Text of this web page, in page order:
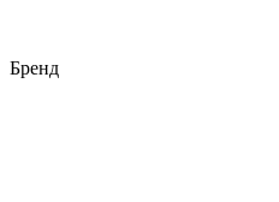
Бренд